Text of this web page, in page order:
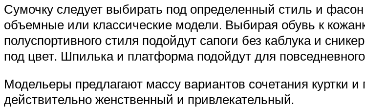
Сумочку следует выбирать под определенный стиль и
объемные или классические модели. Выбирая обувь к
полуспортивного стиля подойдут сапоги без каблука и
под цвет. Шпилька и платформа подойдут для
Модельеры предлагают массу вариантов сочетания куртки
действительно женственный и привлекательный.